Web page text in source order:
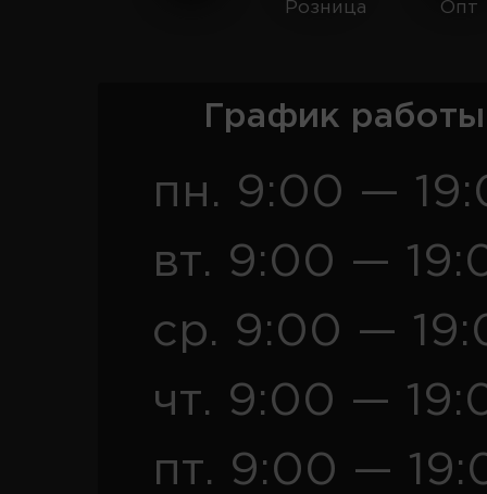
Розница Опт
График
пн. 9:00 —
вт. 9:00 —
ср. 9:00 —
чт. 9:00 —
пт. 9:00 —